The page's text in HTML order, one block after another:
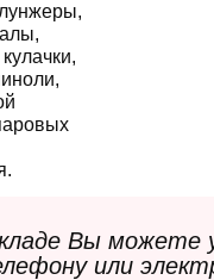
Вы можете
или